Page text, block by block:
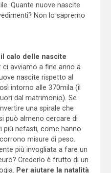
Quante nuove nascite
Non lo sapremo
il calo delle nascite
ci avviamo a fine anno a
nascite rispetto al
intorno alle 370mila (il
dal matrimonio). Se
una spirale che
può almeno cercare di
più nefasti, come hanno
misure di peso.
più invogliata a fare un
Crederlo è frutto di un
Per aiutare la natalità